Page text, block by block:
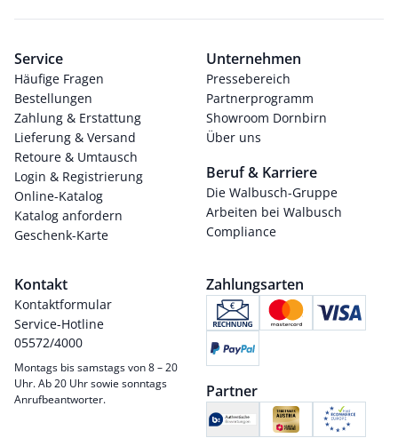
Service
Häufige Fragen
Bestellungen
Zahlung & Erstattung
Lieferung & Versand
Retoure & Umtausch
Login & Registrierung
Online-Katalog
Katalog anfordern
Geschenk-Karte
Unternehmen
Pressebereich
Partnerprogramm
Showroom Dornbirn
Über uns
Beruf & Karriere
Die Walbusch-Gruppe
Arbeiten bei Walbusch
Compliance
Kontakt
Kontaktformular
Service-Hotline
05572/4000
Montags bis samstags von 8 – 20
Uhr. Ab 20 Uhr sowie sonntags
Anrufbeantworter.
Zahlungsarten
Partner